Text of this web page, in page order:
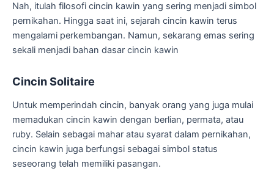
Nah, itulah filosofi cincin kawin yang sering menjadi simbol
pernikahan. Hingga saat ini, sejarah cincin kawin terus
mengalami perkembangan. Namun, sekarang emas sering
sekali menjadi bahan dasar cincin kawin
Cincin Solitaire
Untuk memperindah cincin, banyak orang yang juga mulai
memadukan cincin kawin dengan berlian, permata, atau
ruby. Selain sebagai mahar atau syarat dalam pernikahan,
cincin kawin juga berfungsi sebagai simbol status
seseorang telah memiliki pasangan.